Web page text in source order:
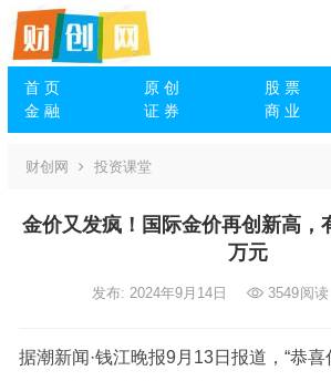
首 页 原 创 股 票
金 融
证 券 商 业
财创网 投资课堂
金价又发疯！国际金价再创新高，
万元
发布: 2024年9月14日 3549阅读
据潮新闻·钱江晚报9月13日报道，“恭